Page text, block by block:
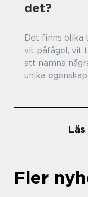
det?
Det finns olika
vit påfågel, vit
att nämna
unika
Fler